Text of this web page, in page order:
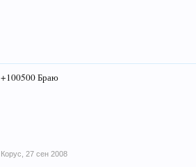
+100500 Браю
Корус 27 сен 2008